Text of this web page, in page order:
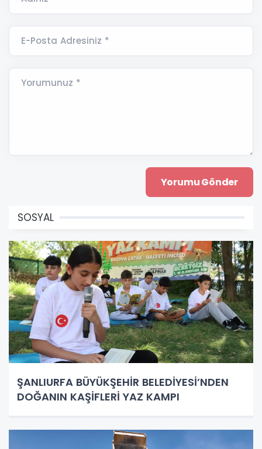
E-Posta Adresiniz *
Yorumunuz *
SOSYAL
ŞANLIURFA BÜYÜKŞEHİR BELEDİYESİ’NDEN
DOĞANIN KAŞİFLERİ YAZ KAMPI